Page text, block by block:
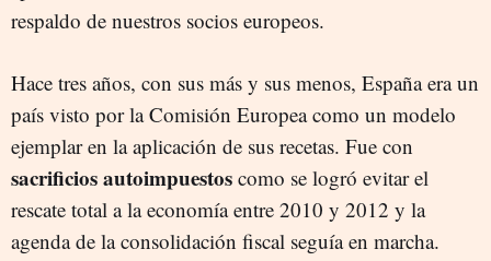
respaldo de nuestros socios europeos.
Hace tres años, con sus más y sus menos, España era un
país visto por la Comisión Europea como un modelo
ejemplar en la aplicación de sus recetas. Fue con
sacrificios autoimpuestos como se logró evitar el
rescate total a la economía entre 2010 y 2012 y la
agenda de la consolidación fiscal seguía en marcha.